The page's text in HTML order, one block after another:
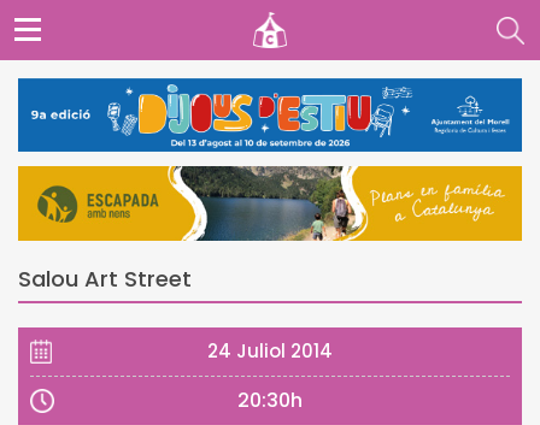
Salou Art Street
24 Juliol 2014
20:30h